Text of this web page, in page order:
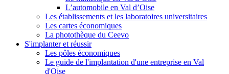
L’automobile en Val d’Oise
Les établissements et les laboratoires universitaires
Les cartes économiques
La photothèque du Ceevo
S'implanter et réussir
Les pôles économiques
Le guide de l'implantation d'une entreprise en Val
d'Oise